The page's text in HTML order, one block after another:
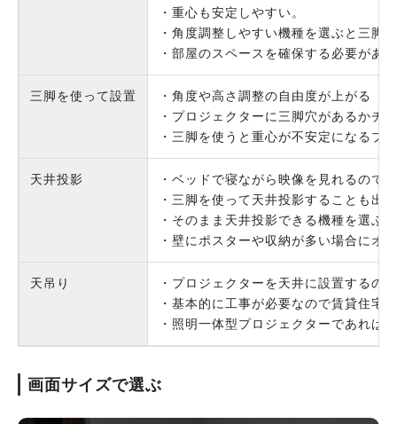
・重心も安定しやすい。
・角度調整しやすい機種を選ぶと三脚
・部屋のスペースを確保する必要があ
三脚を使って設置
・角度や高さ調整の自由度が上がる
・プロジェクターに三脚穴があるかチ
・三脚を使うと重心が不安定になるプ
天井投影
・ベッドで寝ながら映像を見れるので
・三脚を使って天井投影することも出
・そのまま天井投影できる機種を選ぶ
・壁にポスターや収納が多い場合にオ
天吊り
・プロジェクターを天井に設置するの
・基本的に工事が必要なので賃貸住宅
・照明一体型プロジェクターであれば
画面サイズで選ぶ